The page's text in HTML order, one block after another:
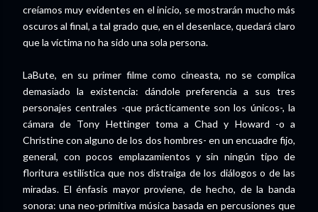
creíamos muy evidentes en el inicio, se mostrarán mucho más
oscuros al final, a tal grado que, en el desenlace, quedará claro
que la víctima no ha sido una sola persona.
LaBute, en su primer filme como cineasta, no se complica
demasiado la existencia: dándole preferencia a sus tres
personajes centrales -que prácticamente son los únicos-, la
cámara de Tony Hettinger toma a Chad y Howard -o a
Christine con alguno de los dos hombres- en un encuadre fijo,
general, con pocos emplazamientos y sin ningún tipo de
floritura estilística que nos distraiga de los diálogos o de las
miradas. El énfasis mayor proviene, de hecho, de la banda
sonora: una neo-primitiva música basada en percusiones que